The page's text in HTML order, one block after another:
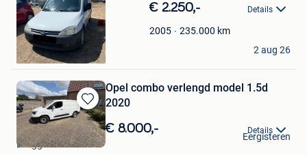
Mijn
Favorieten
€ 2.250,- Details
2005 235.000 km
christof
Koekelare
2 aug 26
Bewaren
in
Mijn
Favorieten
Opel combo verlengd model 1.5d
2020
€ 8.000,- Details
samuel
Brugge
Eergisteren